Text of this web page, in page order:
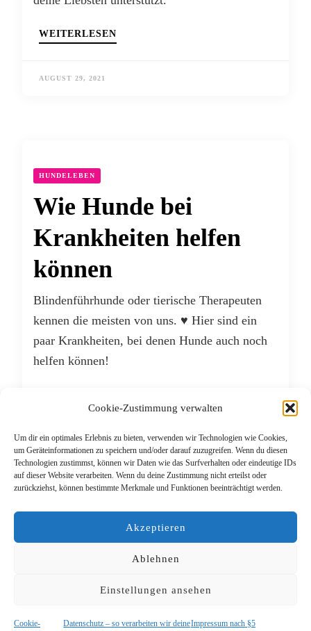
Cookie-Zustimmung verwalten
Um dir ein optimales Erlebnis zu bieten, verwenden wir Technologien wie Cookies,
um Geräteinformationen zu speichern und/oder darauf zuzugreifen. Wenn du diesen
Technologien zustimmst, können wir Daten wie das Surfverhalten oder eindeutige IDs
auf dieser Website verarbeiten. Wenn du deine Zustimmung nicht erteilst oder
zurückziehst, können bestimmte Merkmale und Funktionen beeinträchtigt werden.
Akzeptieren
Ablehnen
Einstellungen ansehen
Cookie- Datenschutz – so verarbeiten wir deineImpressum nach §5
WEITERLESEN
AUGUST 29, 2021
HUNDELEBEN
Wie Hunde bei
Krankheiten helfen
können
Blindenführhunde oder tierische Therapeuten
kennen die meisten von uns. ♥ Hier sind ein
paar Krankheiten, bei denen Hunde auch noch
helfen können!
AUGUST 8, 2021
Beitragsnavigation
Ältere Beiträge
Präsentiert vonWordPress.Datenschutz – so verarbeiten wir deine